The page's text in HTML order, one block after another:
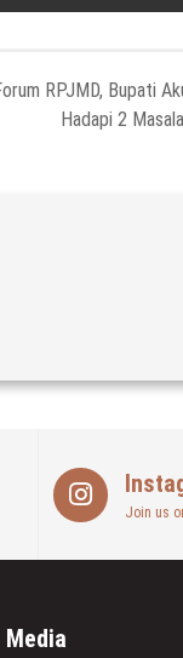
RPJMD, Bupati
Hadapi 2
Join us
Media